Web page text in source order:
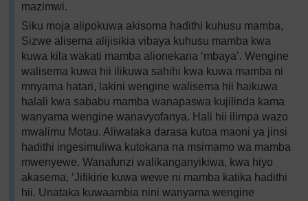
mazimwi.
Siku moja alipokuwa akisoma hadithi kuhusu mamba,
Sizwe alisema alijisikia vibaya kuhusu mamba kwa
kuwa kila wakati mamba alionekana ‘mbaya’. Wengine
walisema kuwa hii ilikuwa sahihi kwa kuwa mamba ni
mnyama hatari, lakini wengine walisema hii haikuwa
halali kwa sababu mamba wanapaswa kujilinda kama
wanyama wengine wanavyofanya. Hali hii ilimpa wazo
mwalimu Motau. Aliwataka darasa kutoa maoni ya jinsi
hadithi ingesimuliwa kutokana na msimamo wa mamba
mwenyewe. Wanafunzi walikanganyikiwa, kwa hiyo
akasema, ‘Jifikirie kuwa wewe ni mamba katika hadithi
hii. Unataka kuwaambia nini wanyama wengine